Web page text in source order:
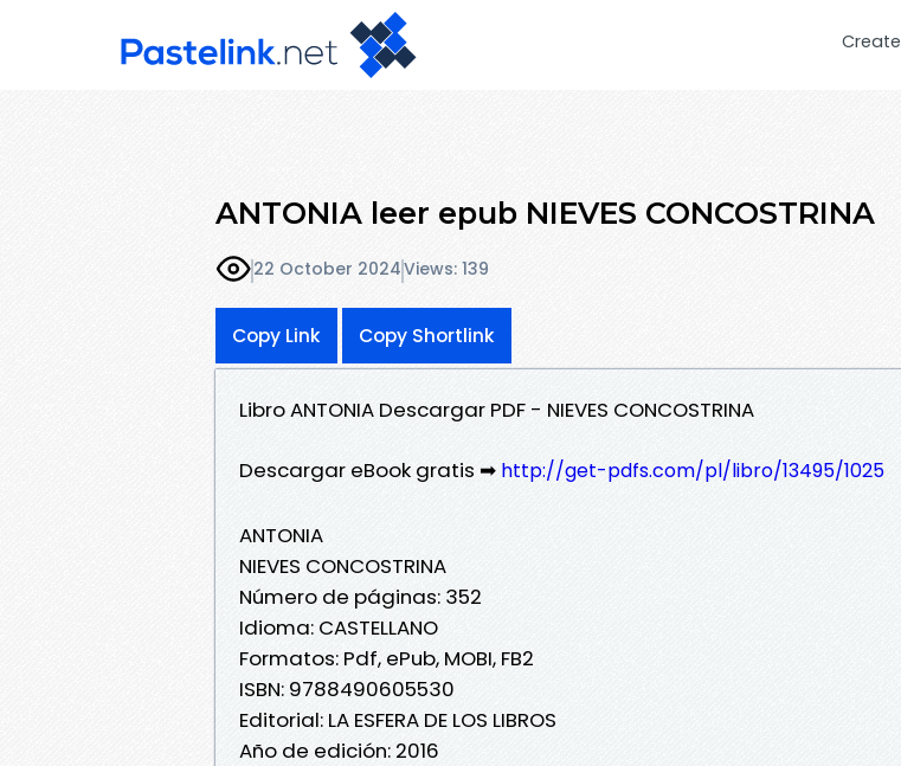
Create
ANTONIA leer epub NIEVES CONCOSTRINA
22 October 2024Views: 139
Copy Link Copy Shortlink
Libro ANTONIA Descargar PDF - NIEVES CONCOSTRINA
Descargar eBook gratis ➡ http://get-pdfs.com/pl/libro/13495/1025
ANTONIA
NIEVES CONCOSTRINA
Número de páginas: 352
Idioma: CASTELLANO
Formatos: Pdf, ePub, MOBI, FB2
ISBN: 9788490605530
Editorial: LA ESFERA DE LOS LIBROS
Año de edición: 2016